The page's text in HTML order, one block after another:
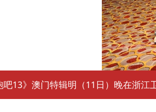
吧13》澳门特辑明（11日）晚在浙江